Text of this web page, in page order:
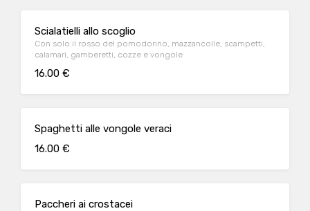
Scialatielli allo scoglio
Con solo il rosso del pomodorino, mazzancolle, scampetti,
calamari, gamberetti, cozze e vongole
16.00 €
Spaghetti alle vongole veraci
16.00 €
Paccheri ai crostacei